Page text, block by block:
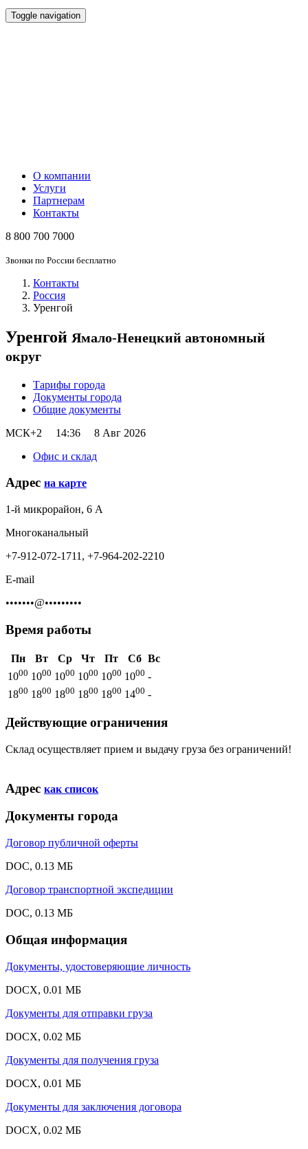
Toggle navigation
О компании
Услуги
Партнерам
Контакты
8 800 700 7000
Звонки по России бесплатно
Контакты
Россия
Уренгой
Уренгой Ямало-Ненецкий автономный
округ
Тарифы города
Документы города
Общие документы
МСК+2
14:36
8 Авг 2026
Офис и склад
Адрес на карте
1-й микрорайон, 6 А
Многоканальный
+7-912-072-1711, +7-964-202-2210
E-mail
•••••••@•••••••••
Время работы
Пн Вт Ср Чт Пт Сб Вс
1000 1000 1000 1000 1000 1000 -
1800 1800 1800 1800 1800 1400 -
Действующие ограничения
Склад осуществляет прием и выдачу груза без ограничений!
Адрес как список
Документы города
Договор публичной оферты
DOC, 0.13 МБ
Договор транспортной экспедиции
DOC, 0.13 МБ
Общая информация
Документы, удостоверяющие личность
DOCX, 0.01 МБ
Документы для отправки груза
DOCX, 0.02 МБ
Документы для получения груза
DOCX, 0.01 МБ
Документы для заключения договора
DOCX, 0.02 МБ